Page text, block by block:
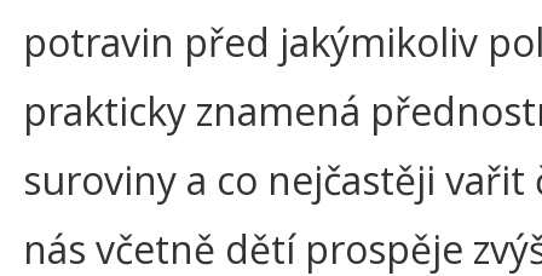
potravin před jakýmikoliv
prakticky znamená
suroviny a co nejčastěji
nás včetně dětí prospěje